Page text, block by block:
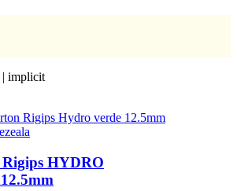
| implicit
HYDRO